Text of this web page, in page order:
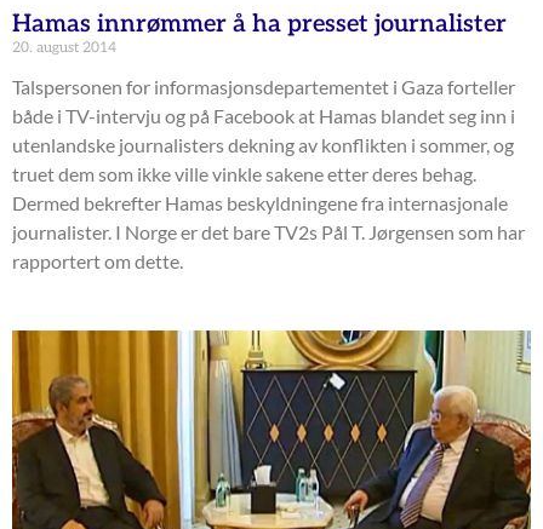
Hamas innrømmer å ha presset journalister
20. august 2014
Talspersonen for informasjonsdepartementet i Gaza forteller
både i TV-intervju og på Facebook at Hamas blandet seg inn i
utenlandske journalisters dekning av konflikten i sommer, og
truet dem som ikke ville vinkle sakene etter deres behag.
Dermed bekrefter Hamas beskyldningene fra internasjonale
journalister. I Norge er det bare TV2s Pål T. Jørgensen som har
rapportert om dette.